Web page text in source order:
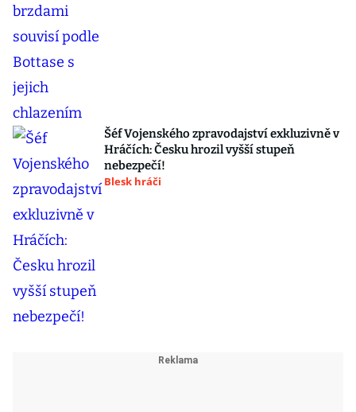
Šéf Vojenského zpravodajství exkluzivně v
Hráčích: Česku hrozil vyšší stupeň
nebezpečí!
Blesk hráči